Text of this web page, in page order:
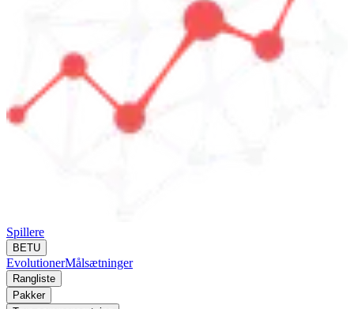
Spillere
BETU
EvolutionerMålsætninger
Rangliste
Pakker